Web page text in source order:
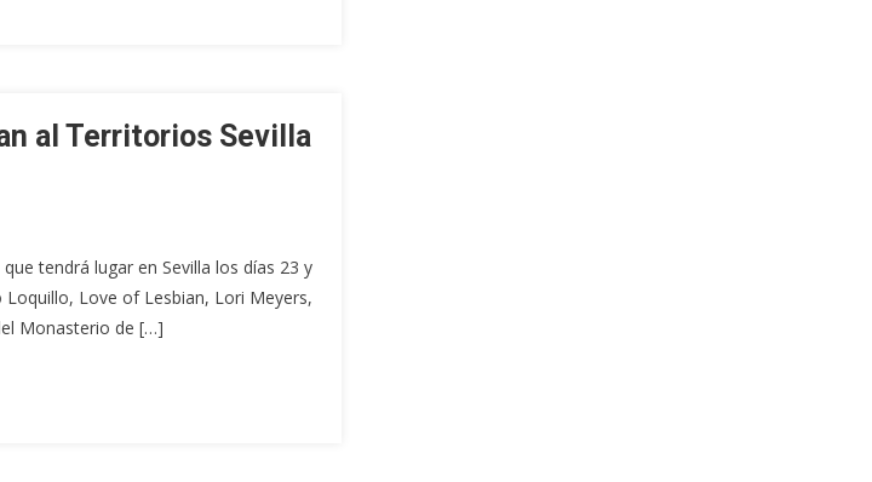
al Territorios Sevilla
tendrá lugar en Sevilla los días 23 y
Love of Lesbian, Lori Meyers,
Monasterio de […]